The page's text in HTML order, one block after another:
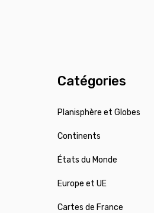
Catégories
Planisphère et Globes
Continents
États du Monde
Europe et UE
Cartes de France